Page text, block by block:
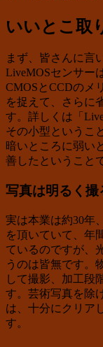
いいとこ取
まず、皆さんに
LiveMOSセンサー
CMOSとCCDのメ
を捉えて、さらに
す。詳しくは「
その小型というこ
暗いところに弱い
善したということ
写真は明るく
実は本業は約30年
を頂いていて、年
ているのですが、
うのは皆無です。
して撮影、加工段
す。芸術写真を除
は、十分にクリア
す。